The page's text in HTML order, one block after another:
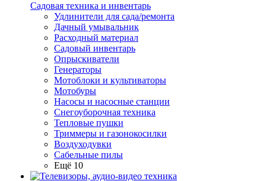
Садовая техника и инвентарь
Удлинители для сада/ремонта
Дачный умывальник
Расходный материал
Садовый инвентарь
Опрыскиватели
Генераторы
Мотоблоки и культиваторы
Мотобуры
Насосы и насосные станции
Снегоуборочная техника
Тепловые пушки
Триммеры и газонокосилки
Воздуходувки
Сабельные пилы
Ещё 10